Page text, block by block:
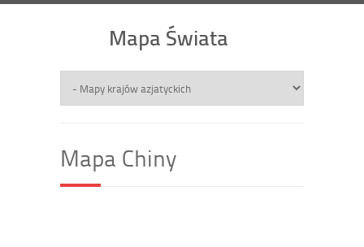
Mapa Świata
Mapa Chiny